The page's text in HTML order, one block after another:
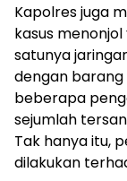
Kapolres juga
kasus
satunya
dengan
beberapa
sejumlah
Tak hanya itu,
dilakukan